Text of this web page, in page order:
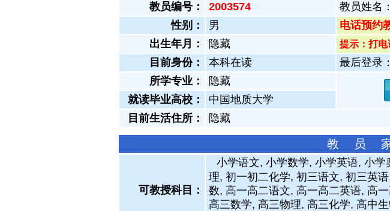
教员编号： 2003574 教员姓名：
性别： 男
电话预约
出生年月：
隐藏 提示：打电
目前身份： 本科在读
最后登录
所学专业：
隐藏
就读毕业高校：
中国地质大学
目前生活住所：
隐藏
教 员
可教授科目：
小学语文, 小学数学, 小学英语, 小
理, 初一初二化学, 初三语文, 初三英
数, 高一高二语文, 高一高二英语, 高
高三数学, 高三物理, 高三化学, 高中